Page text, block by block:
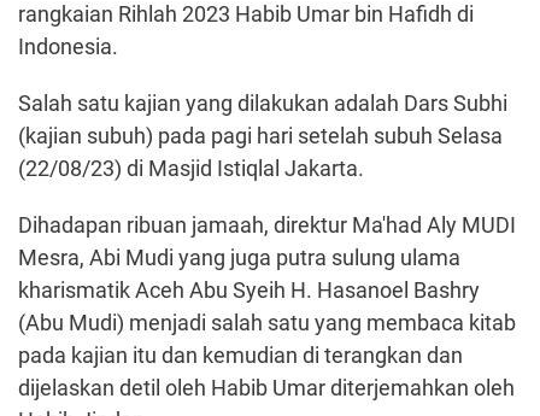
rangkaian Rihlah 2023 Habib Umar bin Hafidh di
Indonesia.
Salah satu kajian yang dilakukan adalah Dars Subhi
(kajian subuh) pada pagi hari setelah subuh Selasa
(22/08/23) di Masjid Istiqlal Jakarta.
Dihadapan ribuan jamaah, direktur Ma'had Aly MUDI
Mesra, Abi Mudi yang juga putra sulung ulama
kharismatik Aceh Abu Syeih H. Hasanoel Bashry
(Abu Mudi) menjadi salah satu yang membaca kitab
pada kajian itu dan kemudian di terangkan dan
dijelaskan detil oleh Habib Umar diterjemahkan oleh